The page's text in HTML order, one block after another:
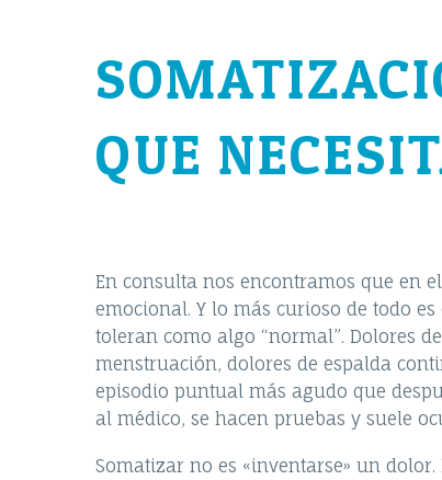
QUE
En consulta nos encontramos que en
emocional. Y lo más curioso de todo
toleran como algo “normal”. Dolores
menstruación, dolores de espalda
episodio puntual más agudo que
al médico, se hacen pruebas y suele
Somatizar no es «inventarse» un